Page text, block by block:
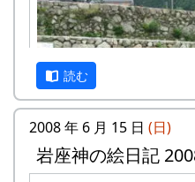
読む
2008 年 6 月 15 日 (日)
岩座神の絵日記